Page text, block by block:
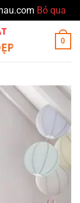
Bỏ qua
0